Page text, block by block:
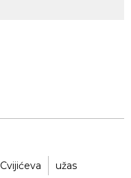
Cvijićeva užas